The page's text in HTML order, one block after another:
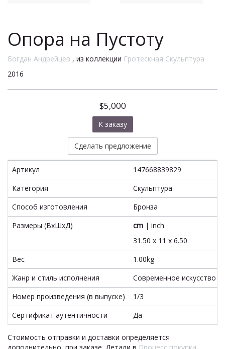
Опора на Пустоту
Богдан Андрейцев , из коллекции Гротескная Скульптура
2016
$5,000
К заказу
Сделать предложение
Артикул
147668839829
Категория
Скульптура
Способ изготовления
Бронза
Размеры (ВxШxД)
cm | inch
31.50 x 11 x 6.50
Вес
1.00kg
Жанр и стиль исполнения
Современное искусство
Номер произведения (в выпуске)
1/3
Сертификат аутентичности
Да
Стоимость отправки и доставки определяется